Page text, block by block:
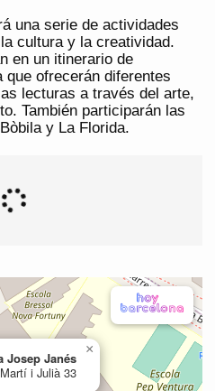
una serie de actividades
cultura y la creatividad.
en un itinerario de
ofrecerán diferentes
lecturas a través del arte,
También participarán las
y La Florida.